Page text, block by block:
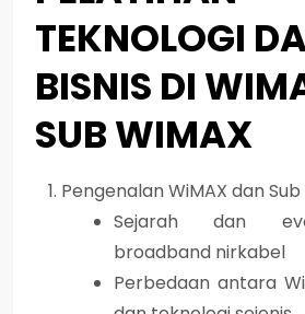
TEKNOLOGI
BISNIS DI
SUB WIMAX
Pengenalan WiMAX dan Sub
Sejarah dan
broadband nirkabel
Perbedaan antara